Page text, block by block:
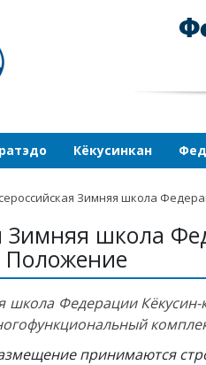
Кёкусинкан
Зимняя школа
Зимняя школа
Положение
школа Федерации
принимаются